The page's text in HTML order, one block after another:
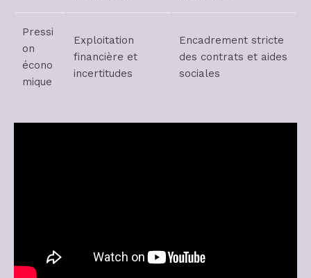
Pressi
on
écono
mique
Exploitation
financière et
incertitudes
Encadrement stricte
des contrats et aides
sociales